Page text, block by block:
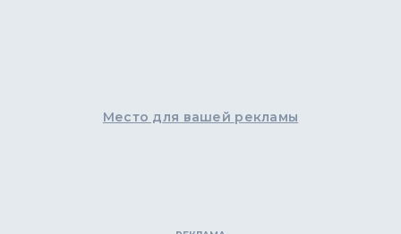
Место для вашей рекламы